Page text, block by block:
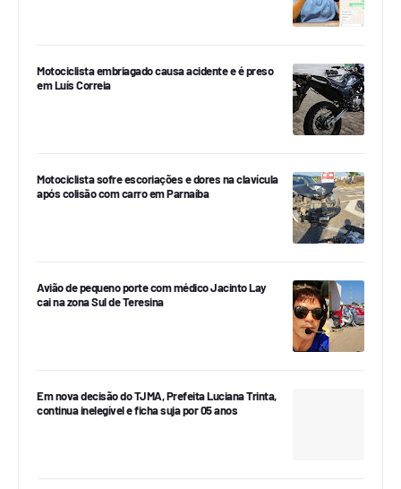
Motociclista embriagado causa acidente e é preso
em Luís Correia
Motociclista sofre escoriações e dores na clavícula
após colisão com carro em Parnaíba
Avião de pequeno porte com médico Jacinto Lay
cai na zona Sul de Teresina
Em nova decisão do TJMA, Prefeita Luciana Trinta,
continua inelegível e ficha suja por 05 anos